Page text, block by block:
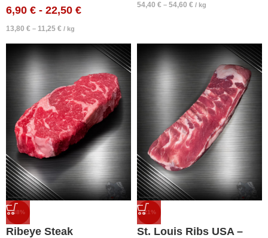
6,90 € - 22,50 €
13,80 € – 11,25 € / kg
54,40 € – 54,60 € / kg
-48%
Ribeye Steak
-21%
St. Louis Ribs USA –